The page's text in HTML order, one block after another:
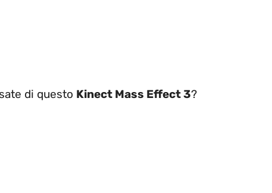
di questo Kinect Mass Effect 3?